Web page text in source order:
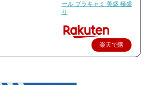
ール ブラキャミ 美盛 極盛
り
楽天で購
入